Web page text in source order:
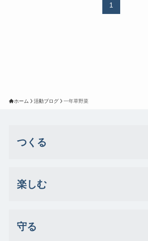
1
ホーム 活動ブログ 一年草野菜
つくる
楽しむ
守る